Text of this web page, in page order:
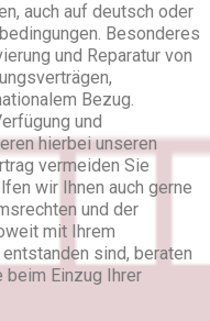
auch auf deutsch oder
Besonderes
und Reparatur von
Bezug.
und
hierbei unseren
vermeiden Sie
wir Ihnen auch gerne
und der
mit Ihrem
sind, beraten
beim Einzug Ihrer